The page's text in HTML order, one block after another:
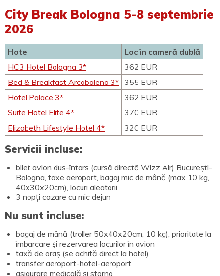
City Break Bologna 5-8 septembrie
2026
Hotel
Loc în cameră dublă
HC3 Hotel Bologna 3*
362 EUR
Bed & Breakfast Arcobaleno 3* 355 EUR
Hotel Palace 3*
362 EUR
Suite Hotel Elite 4*
370 EUR
Elizabeth Lifestyle Hotel 4*
320 EUR
Servicii incluse:
bilet avion dus-întors (cursă directă Wizz Air) București-
Bologna, taxe aeroport, bagaj mic de mână (max 10 kg,
40x30x20cm), locuri aleatorii
3 nopți cazare cu mic dejun
Nu sunt incluse:
bagaj de mână (troller 50x40x20cm, 10 kg), prioritate la
îmbarcare și rezervarea locurilor în avion
taxă de oraș (se achită direct la hotel)
transfer aeroport-hotel-aeroport
asigurare medicală și storno